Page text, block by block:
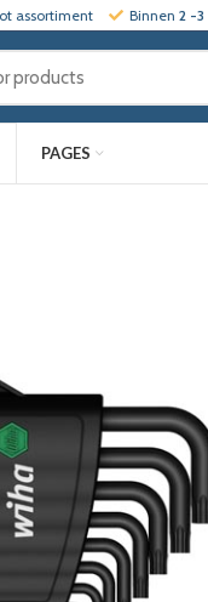
assortiment Binnen 2 -3
PAGES